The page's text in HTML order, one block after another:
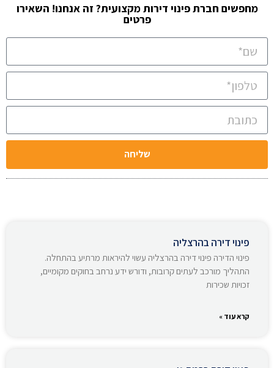
מחפשים חברת פינוי דירות מקצועית? זה אנחנו! השאירו
פרטים
שליחה
פינוי דירה בהרצליה
פינוי הדירה פינוי דירה בהרצליה עשוי להיראות מרתיע בהתחלה.
התהליך מורכב לעתים קרובות, ודורש ידע נרחב בחוקים מקומיים,
זכויות שכירות
קרא עוד »